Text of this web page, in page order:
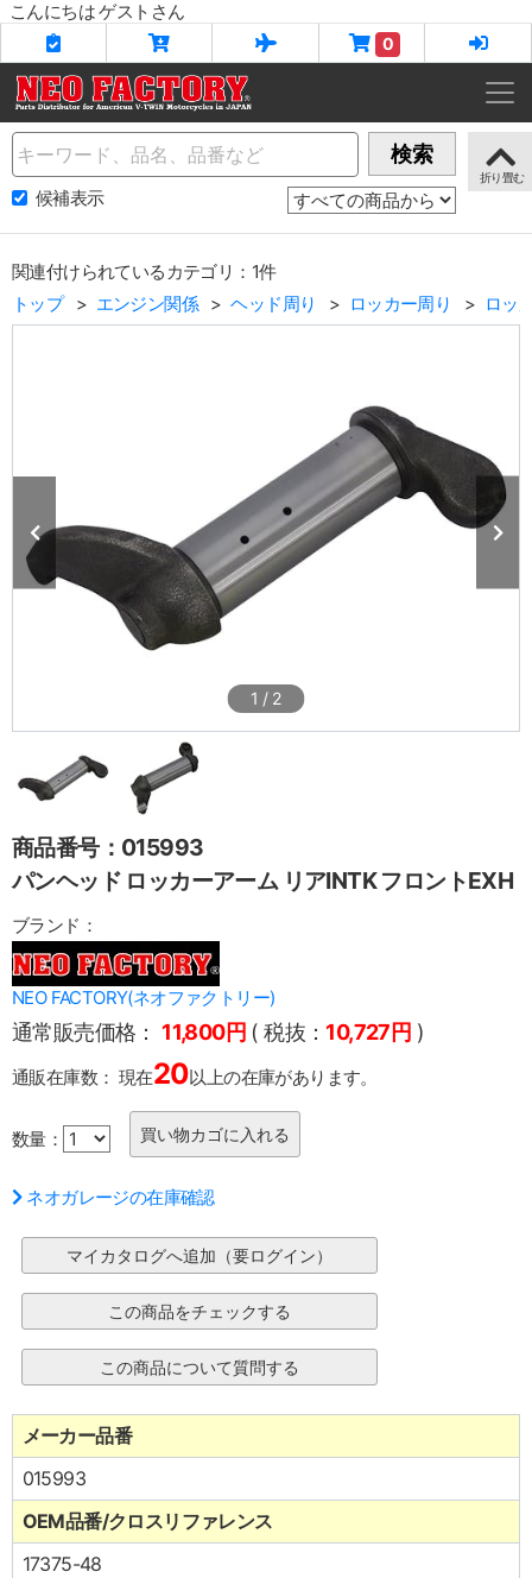
こんにちは ゲストさん
0
Name 検索
候補表示
関連付けられているカテゴリ：1件
トップ
エンジン関係 ヘッド周り ロッカー周り ロッ
1 / 2
商品番号：015993
パンヘッド ロッカーアーム リアINTK フロントEXH
ブランド：
NEO FACTORY(ネオファクトリー)
通常販売価格： 11,800円 ( 税抜： 10,727円 )
通販在庫数： 現在20以上の在庫があります。
数量：
ネオガレージの在庫確認
メーカー品番
015993
OEM品番/クロスリファレンス
17375-48